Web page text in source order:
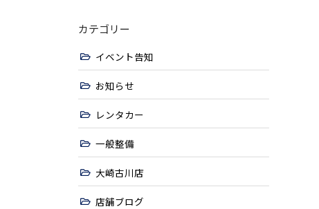
カテゴリー
イベント告知
お知らせ
レンタカー
一般整備
大崎古川店
店舗ブログ